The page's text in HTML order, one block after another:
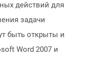
действий для
задачи
быть открыты и
Word 2007 и